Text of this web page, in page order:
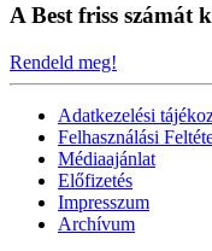
A Best friss számát
Rendeld meg!
Adatkezelési
Felhasználási
Médiaajánlat
Előfizetés
Impresszum
Archívum